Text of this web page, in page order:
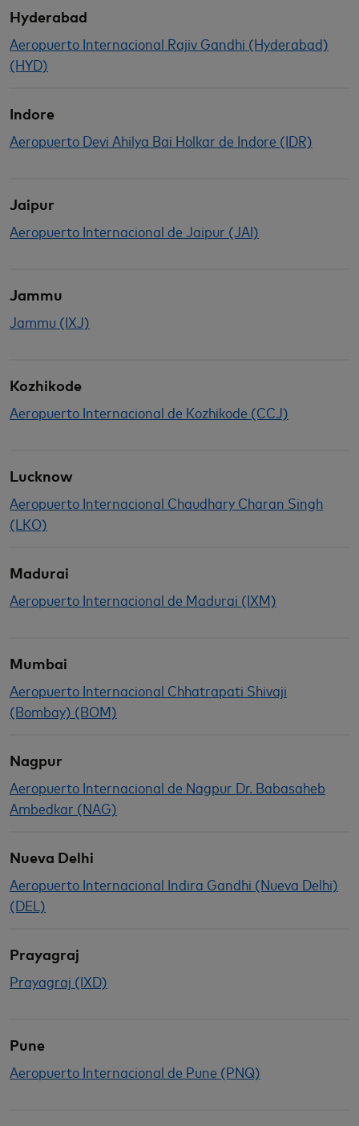
Hyderabad
Aeropuerto Internacional Rajiv Gandhi (Hyderabad)
(HYD)
Indore
Aeropuerto Devi Ahilya Bai Holkar de Indore (IDR)
Jaipur
Aeropuerto Internacional de Jaipur (JAI)
Jammu
Jammu (IXJ)
Kozhikode
Aeropuerto Internacional de Kozhikode (CCJ)
Lucknow
Aeropuerto Internacional Chaudhary Charan Singh
(LKO)
Madurai
Aeropuerto Internacional de Madurai (IXM)
Mumbai
Aeropuerto Internacional Chhatrapati Shivaji
(Bombay) (BOM)
Nagpur
Aeropuerto Internacional de Nagpur Dr. Babasaheb
Ambedkar (NAG)
Nueva Delhi
Aeropuerto Internacional Indira Gandhi (Nueva Delhi)
(DEL)
Prayagraj
Prayagraj (IXD)
Pune
Aeropuerto Internacional de Pune (PNQ)